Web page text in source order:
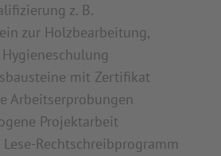
z. B.
zur Holzbearbeitung,
mit Zertifikat
Arbeitserprobungen
Projektarbeit
Rechtschreibprogramm